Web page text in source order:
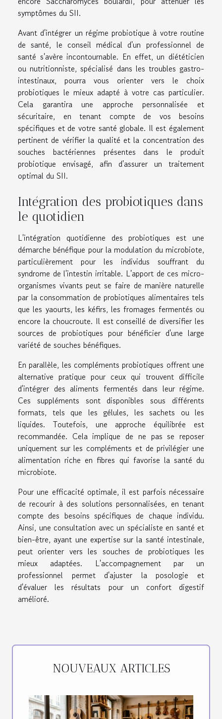
symptômes du SII.
Avant d'intégrer un régime probiotique à votre routine
de santé, le conseil médical d'un professionnel de
santé s'avère incontournable. En effet, un diététicien
ou nutritionniste, spécialisé dans les troubles gastro-
intestinaux, pourra vous orienter vers le choix
probiotiques le mieux adapté à votre cas particulier.
Cela garantira une approche personnalisée et
sécuritaire, en tenant compte de vos besoins
spécifiques et de votre santé globale. Il est également
pertinent de vérifier la qualité et la concentration des
souches bactériennes présentes dans le produit
probiotique envisagé, afin d'assurer un traitement
optimal du SII.
Intégration des probiotiques dans
le quotidien
L'intégration quotidienne des probiotiques est une
démarche bénéfique pour la modulation du microbiote,
particulièrement pour les individus souffrant du
syndrome de l'intestin irritable. L'apport de ces micro-
organismes vivants peut se faire de manière naturelle
par la consommation de probiotiques alimentaires tels
que les yaourts, les kéfirs, les fromages fermentés ou
encore la choucroute. Il est conseillé de diversifier les
sources de probiotiques pour bénéficier d'une large
variété de souches bénéfiques.
En parallèle, les compléments probiotiques offrent une
alternative pratique pour ceux qui trouvent difficile
d'intégrer des aliments fermentés dans leur régime.
Ces suppléments sont disponibles sous différents
formats, tels que les gélules, les sachets ou les
liquides. Toutefois, une approche équilibrée est
recommandée. Cela implique de ne pas se reposer
uniquement sur les compléments et de privilégier une
alimentation riche en fibres qui favorise la santé du
microbiote.
Pour une efficacité optimale, il est parfois nécessaire
de recourir à des solutions personnalisées, en tenant
compte des besoins spécifiques de chaque individu.
Ainsi, une consultation avec un spécialiste en santé et
bien-être, ayant une expertise sur la santé intestinale,
peut orienter vers les souches de probiotiques les
mieux adaptées. L'accompagnement par un
professionnel permet d'ajuster la posologie et
d'évaluer les résultats pour un confort digestif
amélioré.
NOUVEAUX ARTICLES